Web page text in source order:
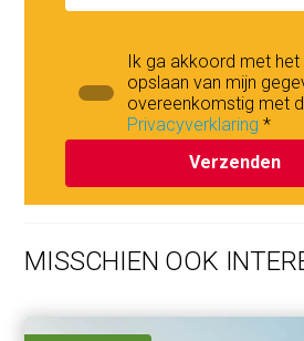
Ik ga akkoord met
opslaan van mijn
overeenkomstig met
Privacyverklaring *
Verzenden
MISSCHIEN OOK